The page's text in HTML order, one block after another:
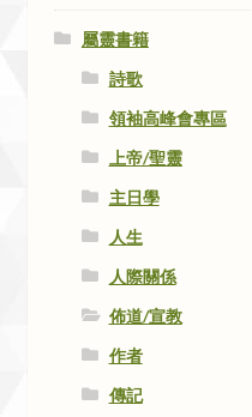
屬靈書籍
詩歌
領袖高峰會專區
上帝/聖靈
主日學
人生
人際關係
佈道/宣教
作者
傳記